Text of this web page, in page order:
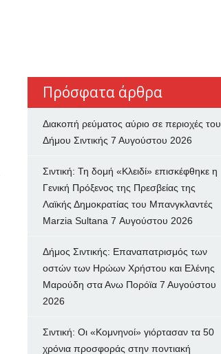
Πρόσφατα άρθρα
Διακοπή ρεύματος αύριο σε περιοχές του
Δήμου Σιντικής 7 Αυγούστου 2026
Σιντική: Τη δομή «Κλειδί» επισκέφθηκε η
Γενική Πρόξενος της Πρεσβείας της
Λαϊκής Δημοκρατίας του Μπανγκλαντές
Marzia Sultana 7 Αυγούστου 2026
Δήμος Σιντικής: Επαναπατρισμός των
oστών των Ηρώων Χρήστου και Ελένης
Μαρούδη στα Ανω Πορόϊα 7 Αυγούστου
2026
Σιντική: Οι «Κομνηνοί» γιόρτασαν τα 50
χρόνια προσφοράς στην ποντιακή